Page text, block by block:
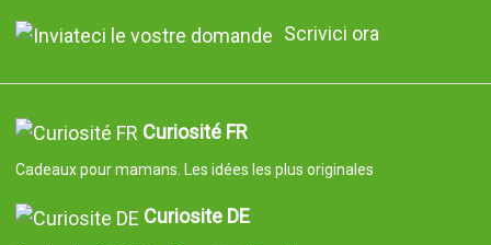
Scrivici ora
Curiosité FR
Cadeaux pour mamans. Les idées les plus originales
Curiosite DE